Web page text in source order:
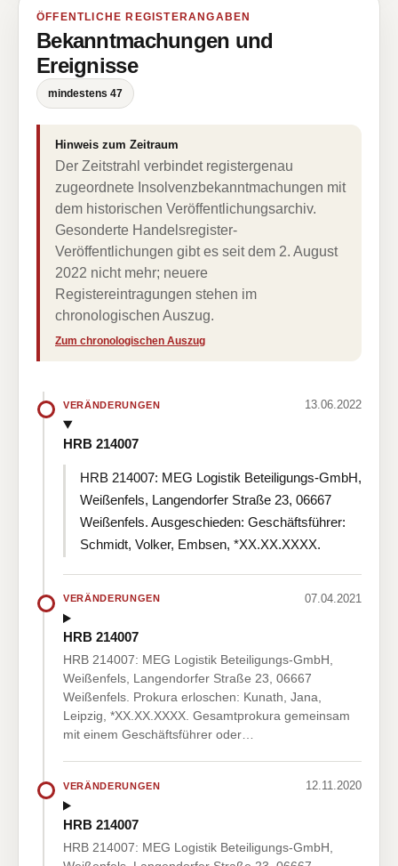
ÖFFENTLICHE REGISTERANGABEN
Bekanntmachungen und
Ereignisse
mindestens 47
Hinweis zum Zeitraum
Der Zeitstrahl verbindet registergenau
zugeordnete Insolvenzbekanntmachungen mit
dem historischen Veröffentlichungsarchiv.
Gesonderte Handelsregister-
Veröffentlichungen gibt es seit dem 2. August
2022 nicht mehr; neuere
Registereintragungen stehen im
chronologischen Auszug.
Zum chronologischen Auszug
VERÄNDERUNGEN 13.06.2022
HRB 214007
HRB 214007: MEG Logistik Beteiligungs-GmbH,
Weißenfels, Langendorfer Straße 23, 06667
Weißenfels. Ausgeschieden: Geschäftsführer:
Schmidt, Volker, Embsen, *XX.XX.XXXX.
VERÄNDERUNGEN 07.04.2021
HRB 214007
HRB 214007: MEG Logistik Beteiligungs-GmbH,
Weißenfels, Langendorfer Straße 23, 06667
Weißenfels. Prokura erloschen: Kunath, Jana,
Leipzig, *XX.XX.XXXX. Gesamtprokura gemeinsam
mit einem Geschäftsführer oder…
VERÄNDERUNGEN 12.11.2020
HRB 214007
HRB 214007: MEG Logistik Beteiligungs-GmbH,